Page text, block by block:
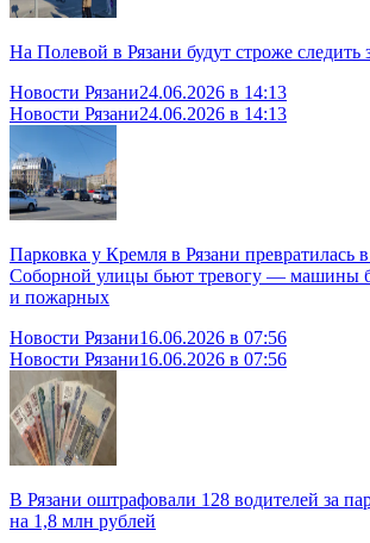
На Полевой в Рязани будут строже следить
Новости Рязани24.06.2026 в 14:13
Новости Рязани24.06.2026 в 14:13
Парковка у Кремля в Рязани превратилась
Соборной улицы бьют тревогу — машины
и пожарных
Новости Рязани16.06.2026 в 07:56
Новости Рязани16.06.2026 в 07:56
В Рязани оштрафовали 128 водителей за
на 1,8 млн рублей